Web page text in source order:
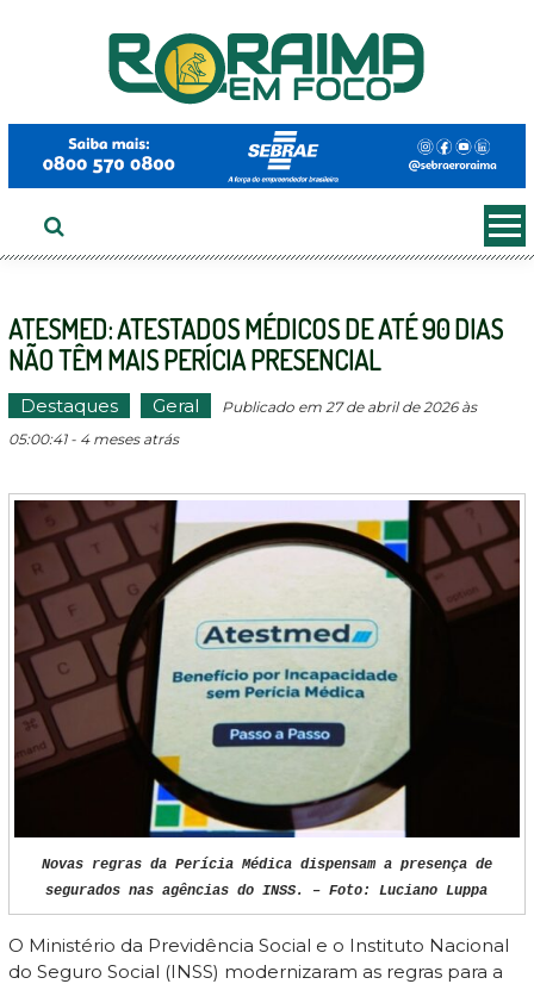
ATESMED: ATESTADOS MÉDICOS DE ATÉ 90 DIAS
NÃO TÊM MAIS PERÍCIA PRESENCIAL
Destaques Geral
Publicado em 27 de abril de 2026 às
05:00:41 - 4 meses atrás
Novas regras da Perícia Médica dispensam a presença de
segurados nas agências do INSS. – Foto: Luciano Luppa
O Ministério da Previdência Social e o Instituto Nacional
do Seguro Social (INSS) modernizaram as regras para a